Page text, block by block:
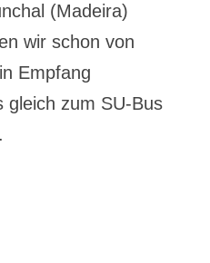
(Madeira)
wir schon von
Empfang
gleich zum SU-Bus